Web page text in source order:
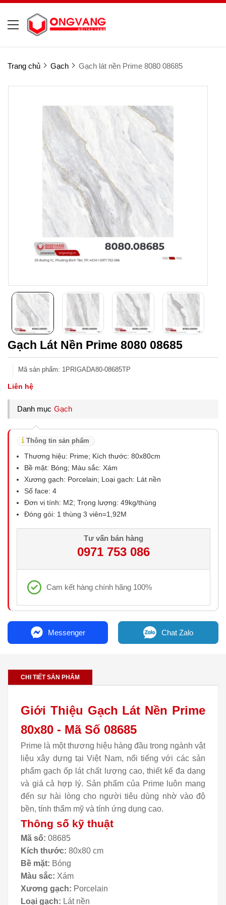
Trang chủ Gạch Gạch lát nền Prime 8080 08685
Gạch Lát Nền Prime 8080 08685
Mã sản phẩm: 1PRIGADA80-08685TP
Liên hệ
Danh mục Gạch
Thông tin sản phẩm
Thương hiệu: Prime; Kích thước: 80x80cm
Bề mặt: Bóng; Màu sắc: Xám
Xương gạch: Porcelain; Loại gạch: Lát nền
Số face: 4
Đơn vị tính: M2; Trọng lượng: 49kg/thùng
Đóng gói: 1 thùng 3 viên=1,92M
Tư vấn bán hàng
0971 753 086
Cam kết hàng chính hãng 100%
Messenger Chat Zalo
CHI TIẾT SẢN PHẨM
Giới Thiệu Gạch Lát Nền Prime
80x80 - Mã Số 08685
Prime là một thương hiệu hàng đầu trong ngành vật
liệu xây dựng tại Việt Nam, nổi tiếng với các sản
phẩm gạch ốp lát chất lượng cao, thiết kế đa dạng
và giá cả hợp lý. Sản phẩm của Prime luôn mang
đến sự hài lòng cho người tiêu dùng nhờ vào độ
bền, tính thẩm mỹ và tính ứng dụng cao.
Thông số kỹ thuật
Mã số: 08685
Kích thước: 80x80 cm
Bề mặt: Bóng
Màu sắc: Xám
Xương gạch: Porcelain
Loại gạch: Lát nền